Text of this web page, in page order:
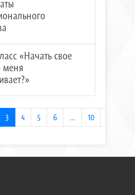
«Начать свое
меня
3 4 5 6 ... 10